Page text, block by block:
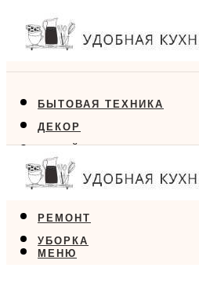
БЫТОВАЯ ТЕХНИКА
ДЕКОР
ДИЗАЙН
ЕДА
РЕМОНТ
УБОРКА
МЕНЮ